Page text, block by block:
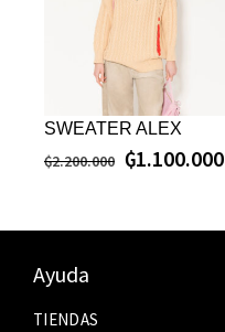
SWEATER ALEX
₲2.200.000 ₲1.100.000
Ayuda
TIENDAS